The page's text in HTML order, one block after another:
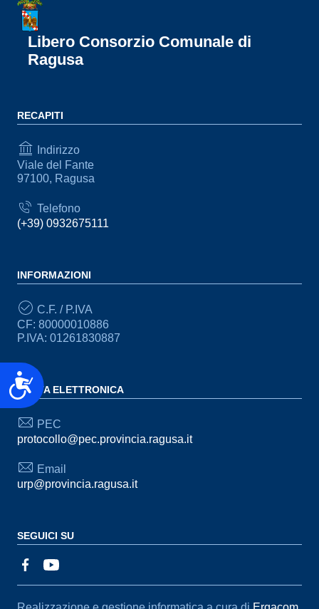
Accessibilità
Libero Consorzio Comunale di
Ragusa
RECAPITI
Indirizzo
Viale del Fante
97100, Ragusa
Telefono
(+39) 0932675111
INFORMAZIONI
C.F. / P.IVA
CF: 80000010886
P.IVA: 01261830887
POSTA ELETTRONICA
PEC
protocollo@pec.provincia.ragusa.it
Email
urp@provincia.ragusa.it
SEGUICI SU